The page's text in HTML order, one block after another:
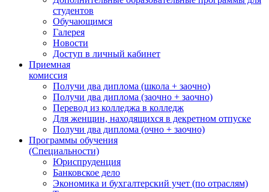
студентов
Обучающимся
Галерея
Новости
Доступ в личный кабинет
Приемная
комиссия
Получи два диплома (школа + заочно)
Получи два диплома (заочно + заочно)
Перевод из колледжа в колледж
Для женщин, находящихся в декретном отпуске
Получи два диплома (очно + заочно)
Программы обучения
(Специальности)
Юриспруденция
Банковское дело
Экономика и бухгалтерский учет (по отраслям)